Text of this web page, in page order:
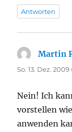
Antworten
Martin
So. 13. Dez. 2009
Nein! Ich
vorstellen
anwenden